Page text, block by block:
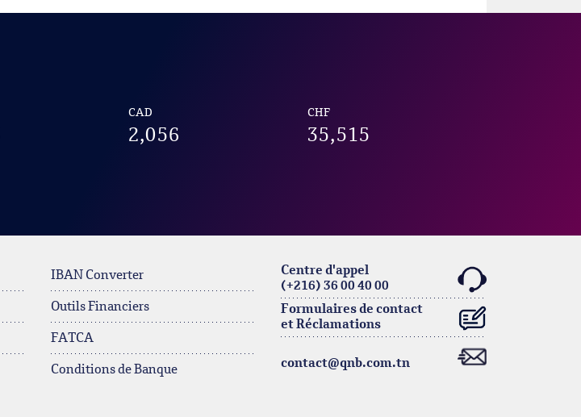
CAD
2,056
CHF
35,515
IBAN Converter
Outils Financiers
FATCA
Conditions de Banque
Centre d'appel
(+216) 36 00 40 00
Formulaires de contact
et Réclamations
contact@qnb.com.tn